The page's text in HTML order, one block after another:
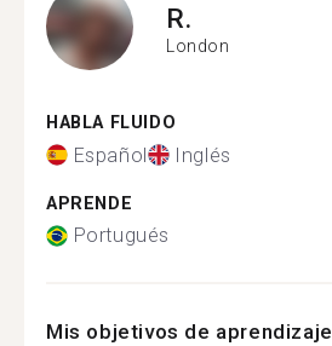
R.
London
HABLA FLUIDO
Español Inglés
APRENDE
Portugués
Mis objetivos de aprendizaje